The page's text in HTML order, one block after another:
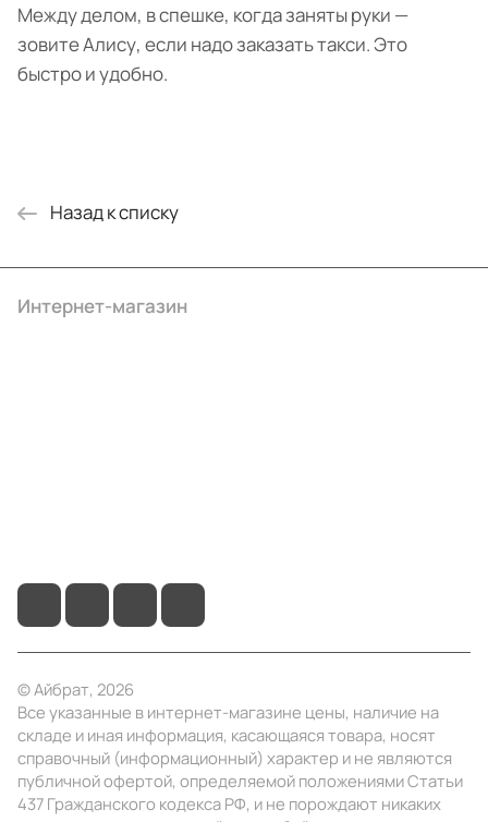
Между делом, в спешке, когда заняты руки —
зовите Алису, если надо заказать такси. Это
быстро и удобно.
Назад к списку
Интернет-магазин
© Айбрат, 2026
Все указанные в интернет-магазине цены, наличие на
складе и иная информация, касающаяся товара, носят
справочный (информационный) характер и не являются
публичной офертой, определяемой положениями Статьи
437 Гражданского кодекса РФ, и не порождают никаких